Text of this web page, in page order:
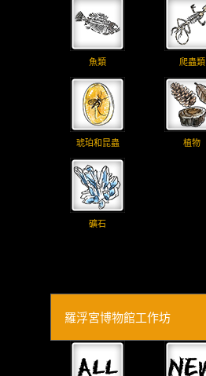
魚類 爬蟲類
琥珀和昆蟲 植物
礦石
羅浮宮博物館工作坊